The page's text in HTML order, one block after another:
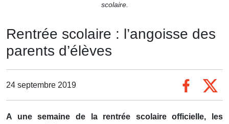
scolaire.
Rentrée scolaire : l’angoisse des
parents d’élèves
24 septembre 2019
A une semaine de la rentrée scolaire officielle, les